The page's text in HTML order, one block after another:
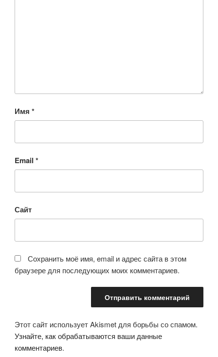
Имя *
Email *
Сайт
Сохранить моё имя, email и адрес сайта в этом
браузере для последующих моих комментариев.
Этот сайт использует Akismet для борьбы со спамом.
Узнайте, как обрабатываются ваши данные
комментариев.